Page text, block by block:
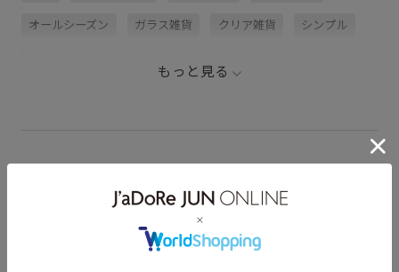
オールシーズン ガラス雑貨 クリア雑貨 シンプル
もっと見る
LAN